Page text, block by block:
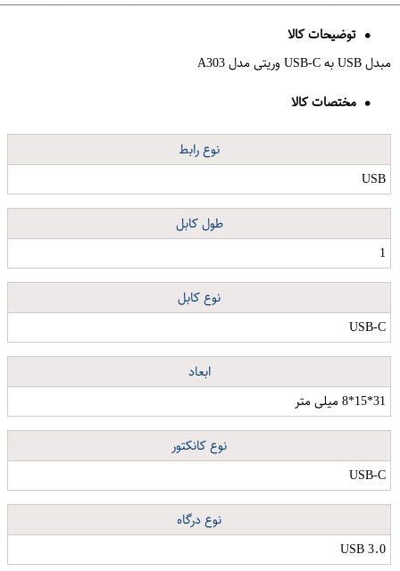
توضیحات کالا
مبدل USB به USB-C وریتی مدل A303
مختصات کالا
نوع رابط
USB
طول کابل
1
نوع کابل
USB-C
ابعاد
31*15*8 میلی متر
نوع کانکتور
USB-C
نوع درگاه
USB 3.0